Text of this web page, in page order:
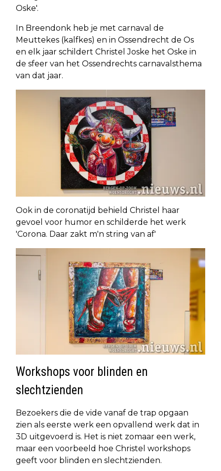
Oske'.
In Breendonk heb je met carnaval de
Meuttekes (kalfkes) en in Ossendrecht de Os
en elk jaar schildert Christel Joske het Oske in
de sfeer van het Ossendrechts carnavalsthema
van dat jaar.
Ook in de coronatijd behield Christel haar
gevoel voor humor en schilderde het werk
'Corona. Daar zakt m'n string van af'
Workshops voor blinden en
slechtzienden
Bezoekers die de vide vanaf de trap opgaan
zien als eerste werk een opvallend werk dat in
3D uitgevoerd is. Het is niet zomaar een werk,
maar een voorbeeld hoe Christel workshops
geeft voor blinden en slechtzienden.